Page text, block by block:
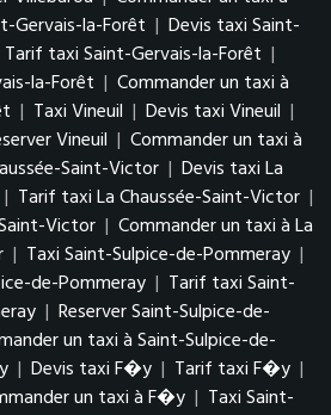
Gervais-la-Forêt | Devis taxi Saint-
Tarif taxi Saint-Gervais-la-Forêt |
la-Forêt | Commander un taxi à
| Taxi Vineuil | Devis taxi Vineuil |
Vineuil | Commander un taxi à
Saint-Victor | Devis taxi La
| Tarif taxi La Chaussée-Saint-Victor |
Victor | Commander un taxi à La
| Taxi Saint-Sulpice-de-Pommeray |
de-Pommeray | Tarif taxi Saint-
| Reserver Saint-Sulpice-de-
un taxi à Saint-Sulpice-de-
| Devis taxi F�y | Tarif taxi F�y |
un taxi à F�y | Taxi Saint-